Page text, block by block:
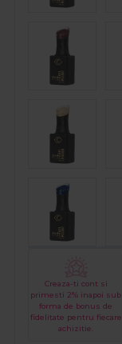
Creaza-ti cont si
primesti 2% inapoi sub
forma de bonus de
fidelitate pentru fiecare
achizitie.